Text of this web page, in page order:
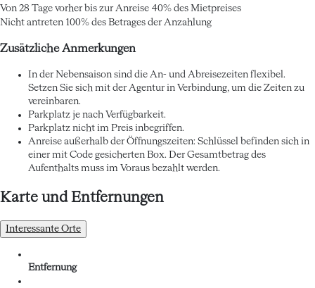
Von 28 Tage vorher bis zur Anreise 40% des Mietpreises
Nicht antreten 100% des Betrages der Anzahlung
Zusätzliche Anmerkungen
In der Nebensaison sind die An- und Abreisezeiten flexibel.
Setzen Sie sich mit der Agentur in Verbindung, um die Zeiten zu
vereinbaren.
Parkplatz je nach Verfügbarkeit.
Parkplatz nicht im Preis inbegriffen.
Anreise außerhalb der Öffnungszeiten: Schlüssel befinden sich in
einer mit Code gesicherten Box. Der Gesamtbetrag des
Aufenthalts muss im Voraus bezahlt werden.
Karte und Entfernungen
Interessante Orte
Entfernung